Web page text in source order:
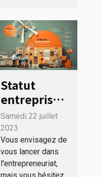
Statut
entreprise :
différences
entre
micro-
entreprise
et SARL
Samedi 22 juillet
2023
Vous envisagez de
vous lancer dans
l'entrepreneuriat,